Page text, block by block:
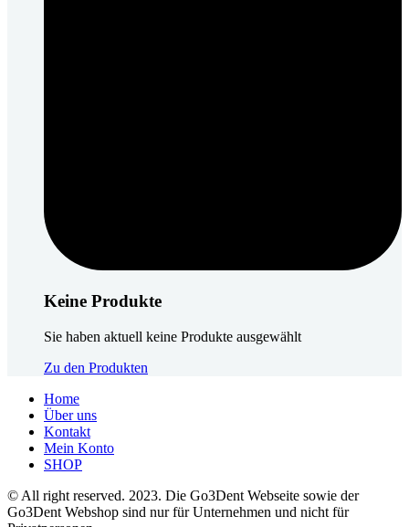
Keine Produkte
Sie haben aktuell keine Produkte ausgewählt
Zu den Produkten
Home
Über uns
Kontakt
Mein Konto
SHOP
© All right reserved. 2023. Die Go3Dent Webseite sowie der
Go3Dent Webshop sind nur für Unternehmen und nicht für